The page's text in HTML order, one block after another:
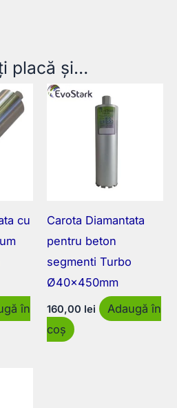
placă și…
cu
în
Carota Diamantata
pentru beton
segmenti Turbo
Ø40x450mm
160,00 lei
Adaugă în
coș